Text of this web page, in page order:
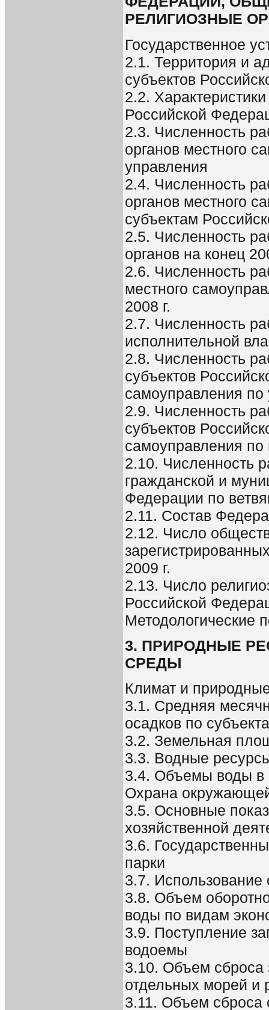
РЕЛИГИОЗНЫЕ
Государственное
2.1. Территория и
субъектов
2.2.
Российской
2.3. Численность
органов местного
управления
2.4. Численность
органов местного
субъектам
2.5. Численность
органов на конец
2.6. Численность
местного
2008 г.
2.7. Численность
исполнительной
2.8. Численность
субъектов
самоуправления по
2.9. Численность
субъектов
самоуправления по
2.10. Численность
гражданской и
Федерации по
2.11. Состав
2.12. Число
2009 г.
2.13. Число
Российской
Методологические
3. ПРИРОДНЫЕ
СРЕДЫ
Климат и
3.1. Средняя
осадков по
3.2. Земельная
3.3. Водные
3.4. Объемы воды в
Охрана
3.5. Основные
хозяйственной
3.6.
парки
3.7.
3.8. Объем
воды по видам
3.9. Поступление
водоемы
3.10. Объем сброса
отдельных морей и
3.11. Объем сброса